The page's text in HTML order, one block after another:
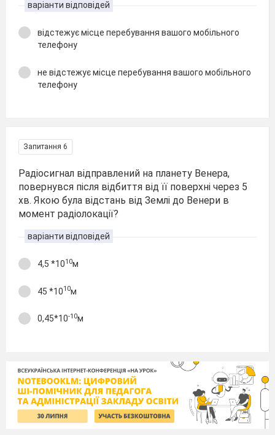
варіанти відповідей
відстежує місце перебування вашого мобільного
телефону
не відстежує місце перебування вашого мобільного
телефону
Запитання 6
Радіосигнал відправлений на планету Венера,
повернувся після відбиття від її поверхні через 5
хв. Якою була відстань від Землі до Венери в
момент радіолокації?
варіанти відповідей
4,5 *1010м
45 *1010м
0,45*10-10м